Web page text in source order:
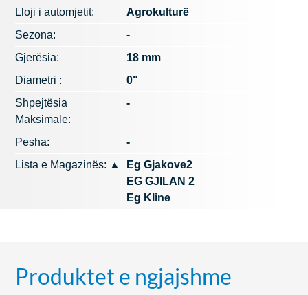
Lloji i automjetit:
Agrokulturë
Sezona:
-
Gjerësia:
18 mm
Diametri :
0"
Shpejtësia
Maksimale:
-
Pesha:
-
Lista e Magazinës: ▲
Eg Gjakove2
EG GJILAN 2
Eg Kline
Produktet e ngjajshme